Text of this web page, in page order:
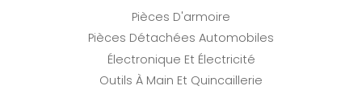
Pièces D'armoire
Pièces Détachées Automobiles
Électronique Et Électricité
Outils À Main Et Quincaillerie